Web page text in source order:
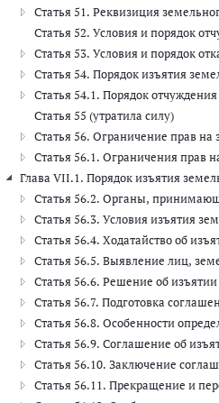
Статья 51. Реквизиция
Статья 52. Условия и порядок
Статья 53. Условия и порядок
Статья 54. Порядок изъятия
Статья 54.1. Порядок
Статья 55 (утратила силу)
Статья 56. Ограничение прав на
Статья 56.1. Ограничения прав
Глава VII.1. Порядок изъятия
Статья 56.2. Органы,
Статья 56.3. Условия изъятия
Статья 56.4. Ходатайство об
Статья 56.5. Выявление лиц,
Статья 56.6. Решение об
Статья 56.7. Подготовка
Статья 56.8. Особенности
Статья 56.9. Соглашение об
Статья 56.10. Заключение
Статья 56.11. Прекращение и